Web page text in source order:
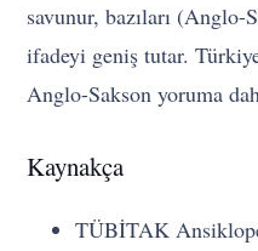
savunur, bazıları
ifadeyi geniş tutar.
Anglo-Sakson yoruma
Kaynakça
TÜBİTAK